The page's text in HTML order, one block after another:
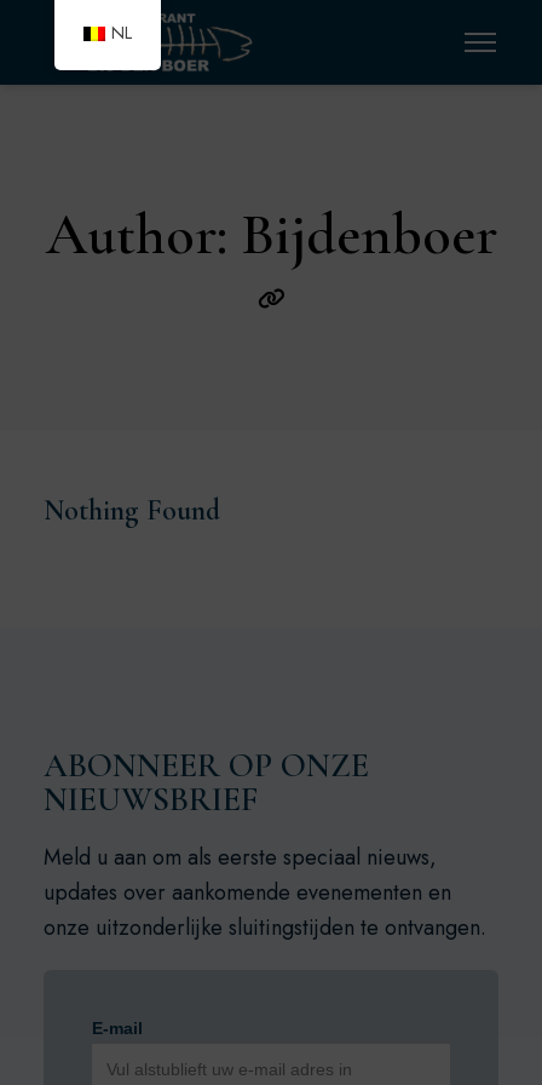
Author: Bijdenboer
Nothing Found
ABONNEER OP ONZE
NIEUWSBRIEF
Meld u aan om als eerste speciaal nieuws,
updates over aankomende evenementen en
onze uitzonderlijke sluitingstijden te ontvangen.
E-mail
NL